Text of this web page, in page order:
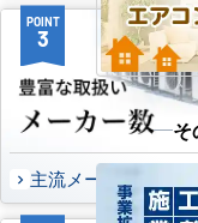
POINT
3
主流メーカーを全取